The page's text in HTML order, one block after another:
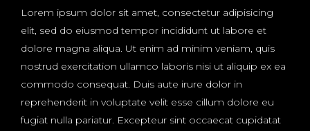
Lorem ipsum dolor sit amet, consectetur adipisicing
elit, sed do eiusmod tempor incididunt ut labore et
dolore magna aliqua. Ut enim ad minim veniam, quis
nostrud exercitation ullamco laboris nisi ut aliquip ex ea
commodo consequat. Duis aute irure dolor in
reprehenderit in voluptate velit esse cillum dolore eu
fugiat nulla pariatur. Excepteur sint occaecat cupidatat